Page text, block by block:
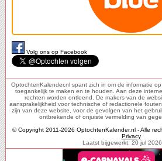
Volg ons op Facebook
OptochtenKalender.nl spant zich in om de informatie
toegankelijk te maken en te houden. Aan deze
rechten worden ontleend. De makers van de
aansprakelijkheid voor technische of redactionele
zijn van deze website, voor de gevolgen van het
ontbrekende of onjuiste vermelding van
© Copyright 2011-2026 OptochtenKalender.nl - Alle
Privacy
Laatst bijgewerkt: 20 jul